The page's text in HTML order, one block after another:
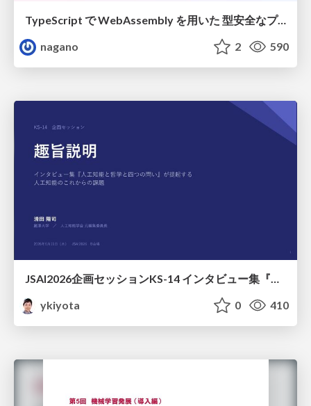
TypeScript で WebAssembly を用いた 型安全なプラグイン設計
nagano
2 590
JSAI2026企画セッションKS-14 インタビュー集『⼈⼯知能と哲学と四つの問い』が提起する⼈⼯知能のこれからの課題 趣旨説明 / JSAI2026 Special Session: A Collection of Interviews, “Artificial Intelligence, Philosophy, and Four Questions”
ykiyota
0 410